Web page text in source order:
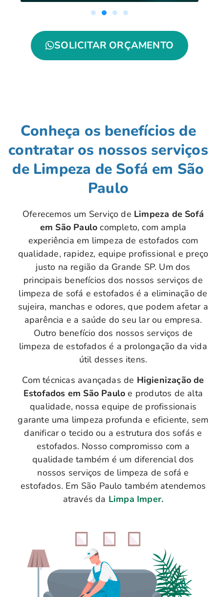
SOLICITAR ORÇAMENTO
Conheça os benefícios de
contratar os nossos serviços
de Limpeza de Sofá em São
Paulo
Oferecemos um Serviço de Limpeza de Sofá
em São Paulo completo, com ampla
experiência em limpeza de estofados com
qualidade, rapidez, equipe profissional e preço
justo na região da Grande SP. Um dos
principais benefícios dos nossos serviços de
limpeza de sofá e estofados é a eliminação de
sujeira, manchas e odores, que podem afetar a
aparência e a saúde do seu lar ou empresa.
Outro benefício dos nossos serviços de
limpeza de estofados é a prolongação da vida
útil desses itens.
Com técnicas avançadas de Higienização de
Estofados em São Paulo e produtos de alta
qualidade, nossa equipe de profissionais
garante uma limpeza profunda e eficiente, sem
danificar o tecido ou a estrutura dos sofás e
estofados. Nosso compromisso com a
qualidade também é um diferencial dos
nossos serviços de limpeza de sofá e
estofados. Em São Paulo também atendemos
através da Limpa Imper.